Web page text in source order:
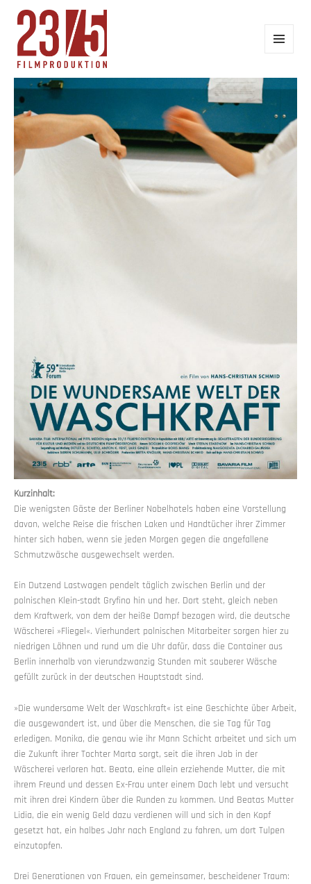
23/5 FILMPRODUKTION
WIDGETS
Kurzinhalt:
Die wenigsten Gäste der Berliner Nobelhotels haben eine Vorstellung
davon, welche Reise die frischen Laken und Handtücher ihrer Zimmer
hinter sich haben, wenn sie jeden Morgen gegen die angefallene
Schmutzwäsche ausgewechselt werden.
Ein Dutzend Lastwagen pendelt täglich zwischen Berlin und der
polnischen Klein-stadt Gryfino hin und her. Dort steht, gleich neben
dem Kraftwerk, von dem der heiße Dampf bezogen wird, die deutsche
Wäscherei »Fliegel«. Vierhundert polnischen Mitarbeiter sorgen hier zu
niedrigen Löhnen und rund um die Uhr dafür, dass die Container aus
Berlin innerhalb von vierundzwanzig Stunden mit sauberer Wäsche
gefüllt zurück in der deutschen Hauptstadt sind.
»Die wundersame Welt der Waschkraft« ist eine Geschichte über Arbeit,
die ausgewandert ist, und über die Menschen, die sie Tag für Tag
erledigen. Monika, die genau wie ihr Mann Schicht arbeitet und sich um
die Zukunft ihrer Tochter Marta sorgt, seit die ihren Job in der
Wäscherei verloren hat. Beata, eine allein erziehende Mutter, die mit
ihrem Freund und dessen Ex-Frau unter einem Dach lebt und versucht
mit ihren drei Kindern über die Runden zu kommen. Und Beatas Mutter
Lidia, die ein wenig Geld dazu verdienen will und sich in den Kopf
gesetzt hat, ein halbes Jahr nach England zu fahren, um dort Tulpen
einzutopfen.
Drei Generationen von Frauen, ein gemeinsamer, bescheidener Traum: